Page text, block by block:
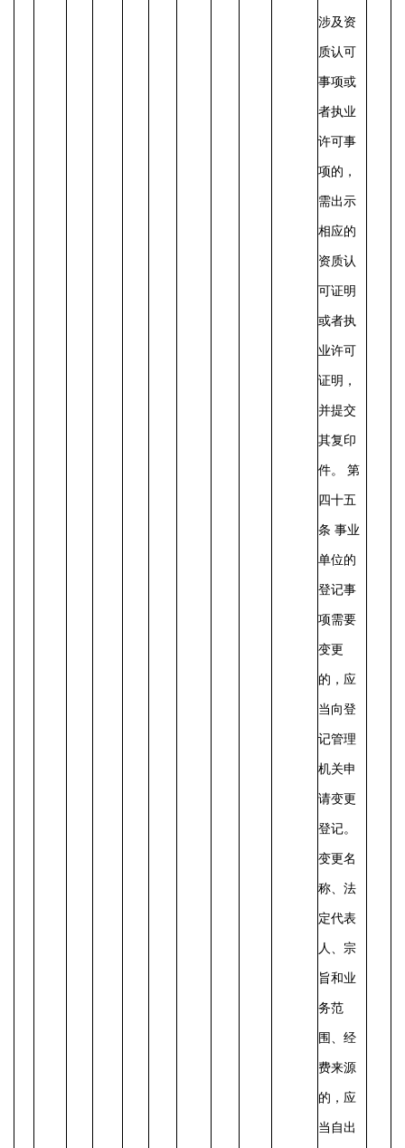
涉及资
质认可
事项或
者执业
许可事
项的，
需出示
相应的
资质认
可证明
或者执
业许可
证明，
并提交
其复印
件。 第
四十五
条 事业
单位的
登记事
项需要
变更
的，应
当向登
记管理
机关申
请变更
登记。
变更名
称、法
定代表
人、宗
旨和业
务范
围、经
费来源
的，应
当自出